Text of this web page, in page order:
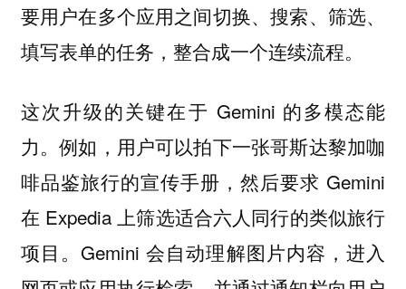
要用户在多个应用之间切换、搜索、筛选、
填写表单的任务，整合成一个连续流程。
这次升级的关键在于 Gemini 的多模态能
力。例如，用户可以拍下一张哥斯达黎加咖
啡品鉴旅行的宣传手册，然后要求 Gemini
在 Expedia 上筛选适合六人同行的类似旅行
项目。Gemini 会自动理解图片内容，进入